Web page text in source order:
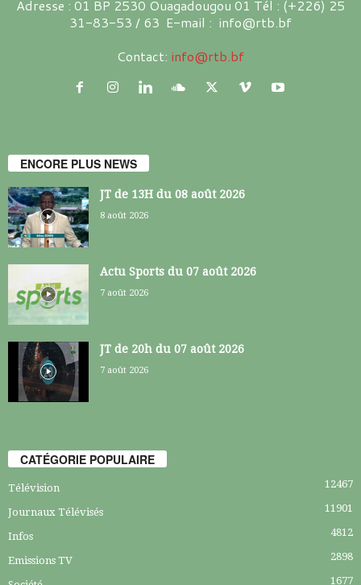
Adresse : 01 BP 2530 Ouagadougou 01 Tél : (+226) 25
31-83-53 / 63 E-mail : info@rtb.bf
Contact: info@rtb.bf
ENCORE PLUS NEWS
JT de 13H du 08 août 2026
8 août 2026
Actu Sports du 07 août 2026
7 août 2026
JT de 20h du 07 août 2026
7 août 2026
CATÉGORIE POPULAIRE
Télévision 12467
Journaux Télévisés 11901
Infos 4812
Emissions TV 2898
1677